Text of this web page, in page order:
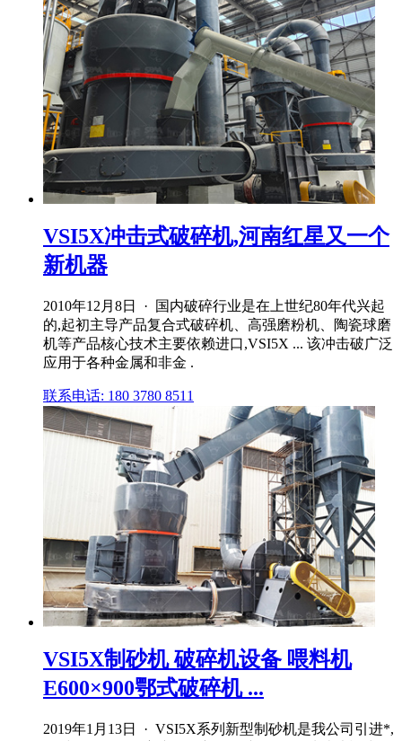
VSI5X冲击式破碎机,河南红星又一个
新机器
2010年12月8日 · 国内破碎行业是在上世纪80年代兴起
的,起初主导产品复合式破碎机、高强磨粉机、陶瓷球磨
机等产品核心技术主要依赖进口,VSI5X ... 该冲击破广泛
应用于各种金属和非金 .
联系电话: 180 3780 8511
VSI5X制砂机 破碎机设备 喂料机
E600×900鄂式破碎机 ...
2019年1月13日 · VSI5X系列新型制砂机是我公司引进*,